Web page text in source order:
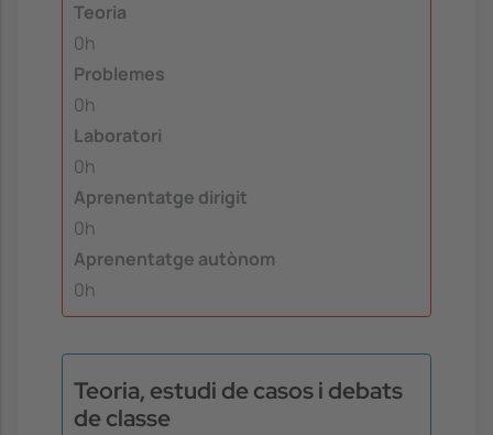
Teoria
0h
Problemes
0h
Laboratori
0h
Aprenentatge dirigit
0h
Aprenentatge autònom
0h
Teoria, estudi de casos i debats
de classe